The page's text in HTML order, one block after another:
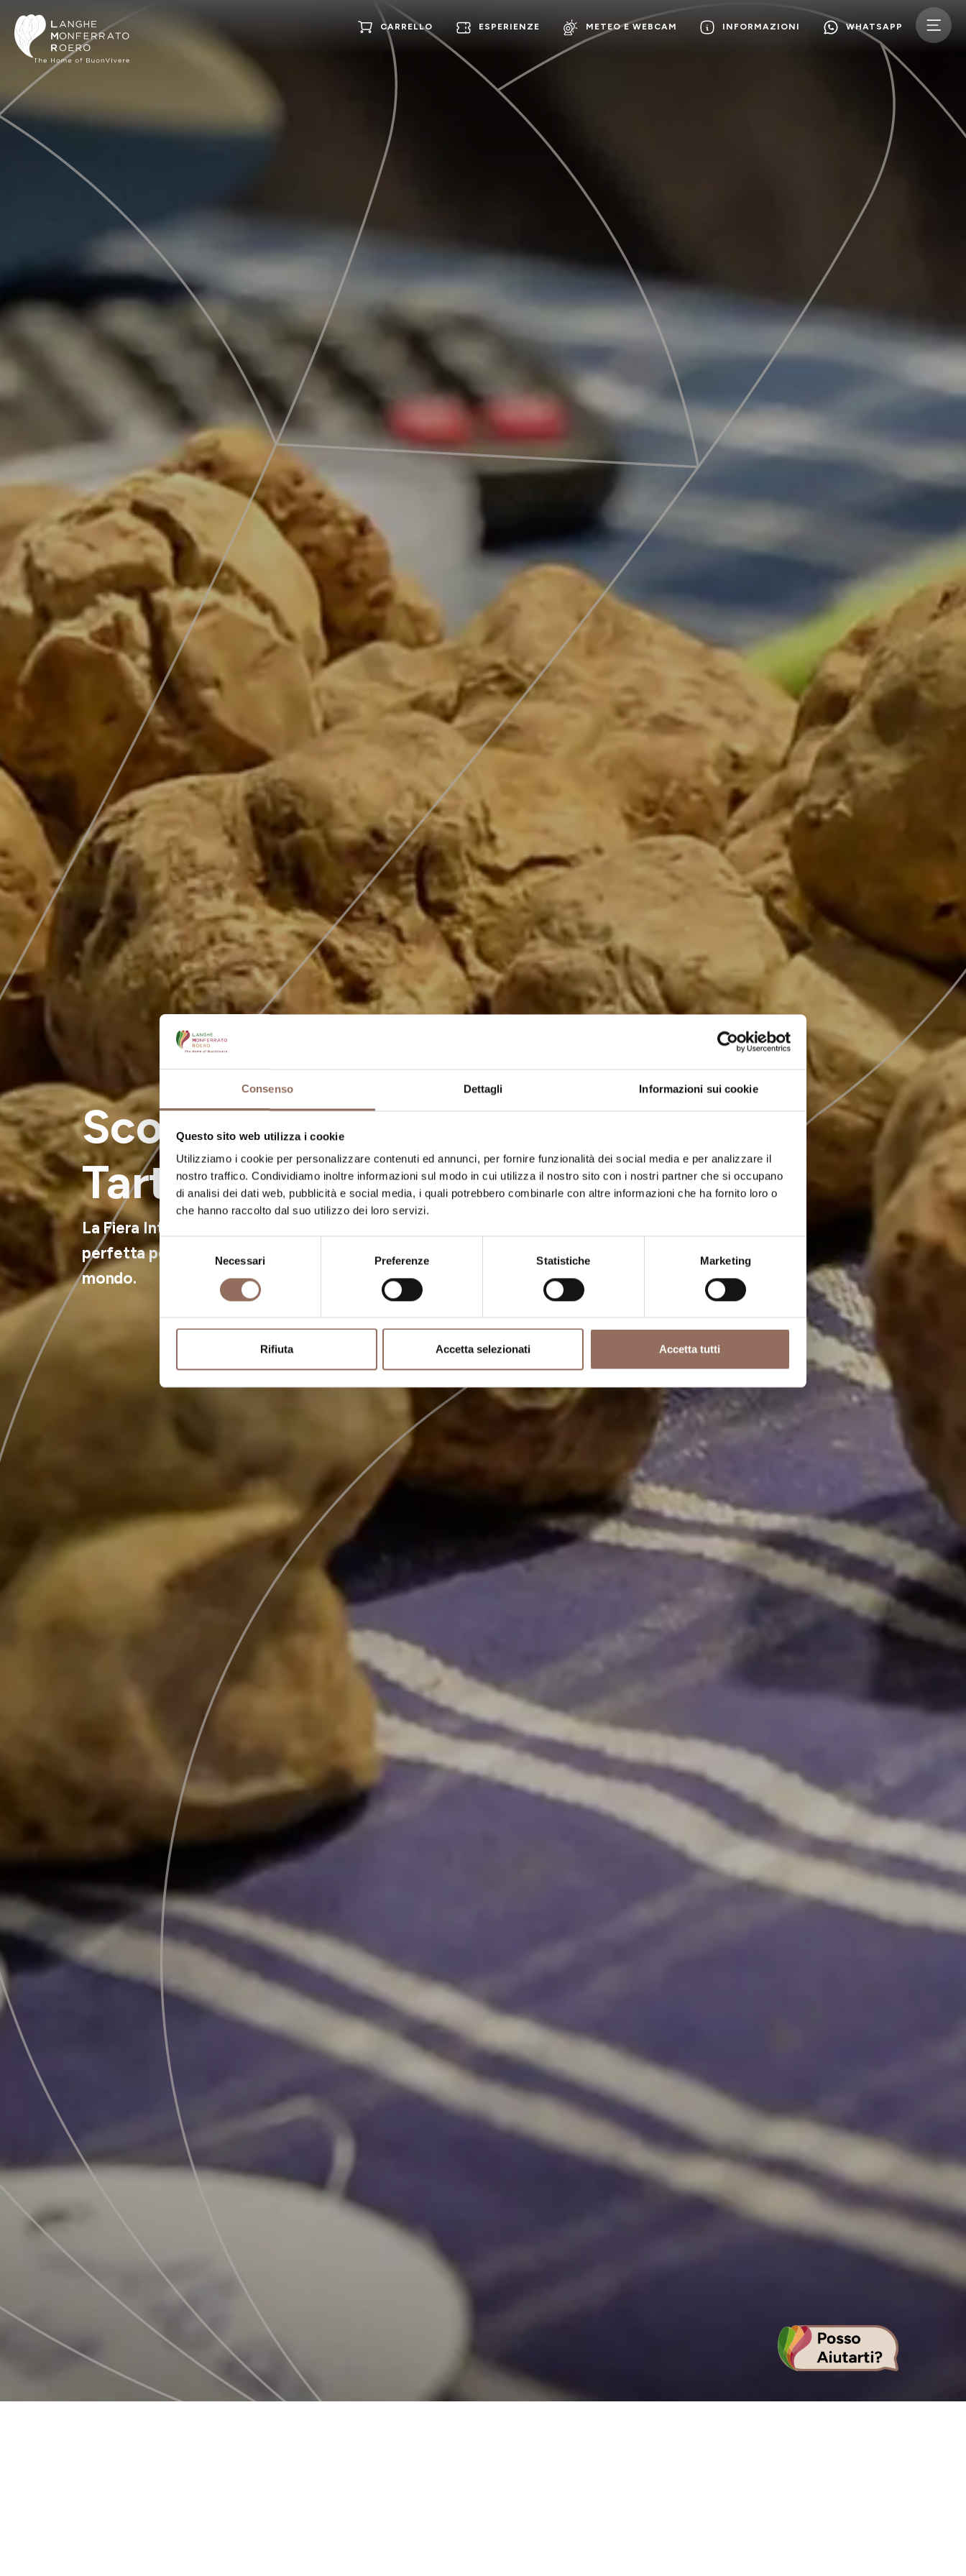
Consenso Dettagli Informazioni sui cookie
Questo sito web utilizza i cookie
Utilizziamo i cookie per personalizzare contenuti ed annunci, per fornire funzionalità dei social media e per analizzare il
nostro traffico. Condividiamo inoltre informazioni sul modo in cui utilizza il nostro sito con i nostri partner che si occupano
di analisi dei dati web, pubblicità e social media, i quali potrebbero combinarle con altre informazioni che ha fornito loro o
che hanno raccolto dal suo utilizzo dei loro servizi.
Selezione
Necessari Preferenze Statistiche Marketing
Rifiuta Accetta selezionati Accetta tutti
CARRELLO ESPERIENZE METEO E WEBCAM INFORMAZIONI WHATSAPP
Scopri le Terre del
Tartufo Bianco
La Fiera Internazionale del Tartufo Bianco d'Alba è l'occasione
perfetta per immergerti nell'anima di questo territorio unico al
mondo.